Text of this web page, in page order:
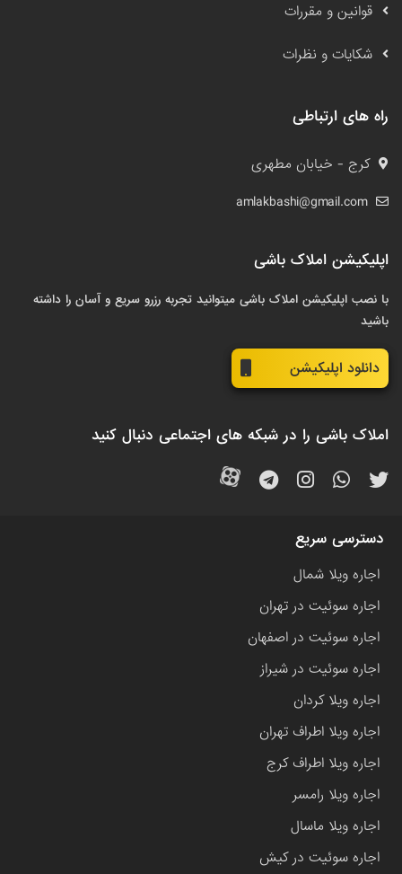
قوانین و مقررات
شکایات و نظرات
راه های ارتباطی
کرج - خیابان مطهری
amlakbashi@gmail.com
اپلیکیشن املاک باشی
با نصب اپلیکیشن املاک باشی میتوانید تجربه رزرو سریع و آسان را داشته
باشید
دانلود اپلیکیشن
املاک باشی را در شبکه های اجتماعی دنبال کنید
دسترسی سریع
اجاره ویلا شمال
اجاره سوئیت در تهران
اجاره سوئیت در اصفهان
اجاره سوئیت در شیراز
اجاره ویلا کردان
اجاره ویلا اطراف تهران
اجاره ویلا اطراف کرج
اجاره ویلا رامسر
اجاره ویلا ماسال
اجاره سوئیت در کیش